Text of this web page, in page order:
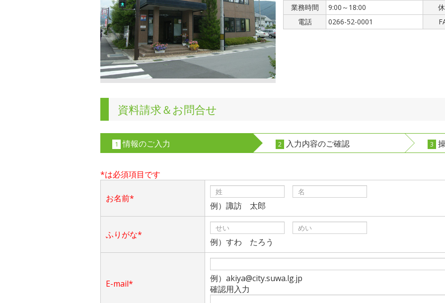
業務時間
9:00～18:00
電話
0266-52-0001
資料請求＆お問合せ
1 情報のご入力 2 入力内容のご確認 3
*は必須項目です
お名前*
例）諏訪 太郎
ふりがな*
例）すわ たろう
E-mail*
例）akiya@city.suwa.lg.jp
確認用入力